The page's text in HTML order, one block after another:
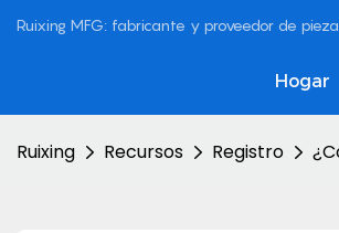
Ruixing MFG: fabricante y proveedor de
Hogar
Ruixing Recursos Registro